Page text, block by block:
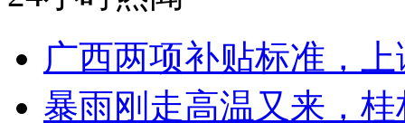
广西两项补贴标准，
暴雨刚走高温又来，